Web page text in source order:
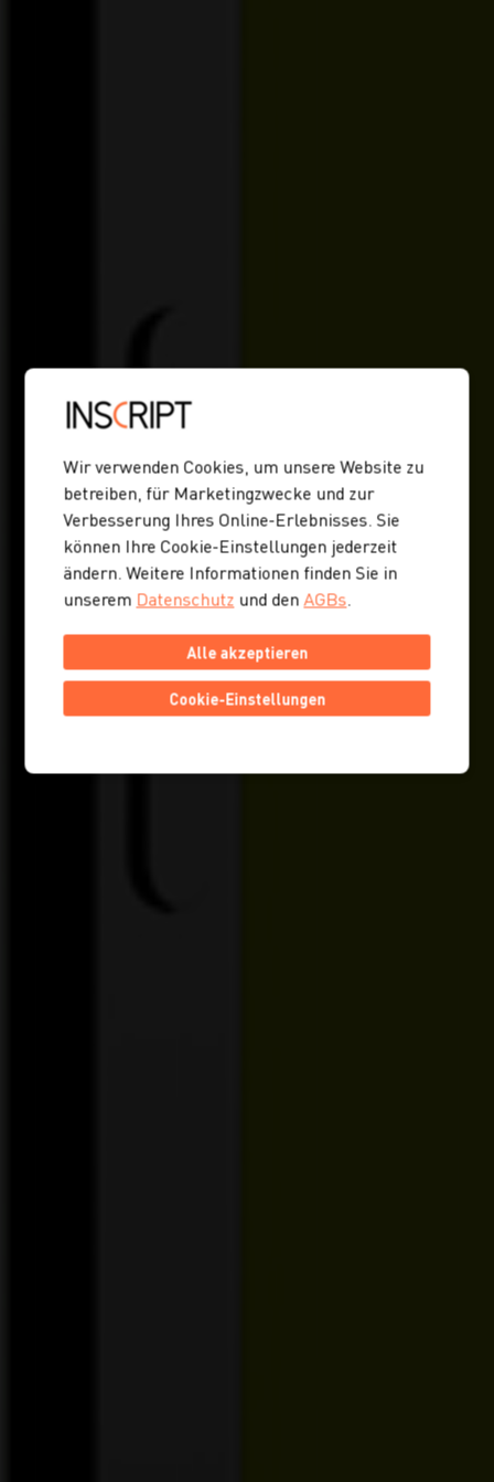
Wir verwenden Cookies, um unsere Website zu
betreiben, für Marketingzwecke und zur
Verbesserung Ihres Online-Erlebnisses. Sie
können Ihre Cookie-Einstellungen jederzeit
ändern. Weitere Informationen finden Sie in
unserem Datenschutz und denAGBs.
Alle akzeptieren
Cookie-Einstellungen